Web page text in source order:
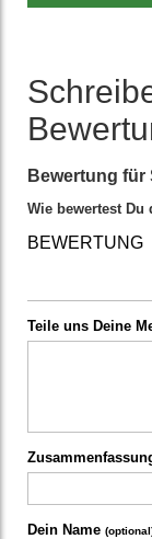
Bewertung für
Wie bewertest Du
BEWERTUNG
Teile uns Deine
Dein Name